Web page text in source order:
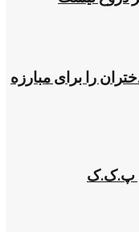
را برای مبارزه
پ.ک.ک